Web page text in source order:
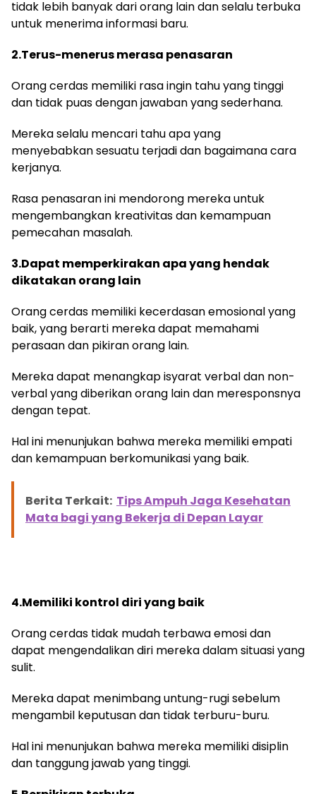
tidak lebih banyak dari orang lain dan selalu terbuka
untuk menerima informasi baru.
2.Terus-menerus merasa penasaran
Orang cerdas memiliki rasa ingin tahu yang tinggi
dan tidak puas dengan jawaban yang sederhana.
Mereka selalu mencari tahu apa yang
menyebabkan sesuatu terjadi dan bagaimana cara
kerjanya.
Rasa penasaran ini mendorong mereka untuk
mengembangkan kreativitas dan kemampuan
pemecahan masalah.
3.Dapat memperkirakan apa yang hendak
dikatakan orang lain
Orang cerdas memiliki kecerdasan emosional yang
baik, yang berarti mereka dapat memahami
perasaan dan pikiran orang lain.
Mereka dapat menangkap isyarat verbal dan non-
verbal yang diberikan orang lain dan meresponsnya
dengan tepat.
Hal ini menunjukan bahwa mereka memiliki empati
dan kemampuan berkomunikasi yang baik.
Berita Terkait: Tips Ampuh Jaga Kesehatan
Mata bagi yang Bekerja di Depan Layar
4.Memiliki kontrol diri yang baik
Orang cerdas tidak mudah terbawa emosi dan
dapat mengendalikan diri mereka dalam situasi yang
sulit.
Mereka dapat menimbang untung-rugi sebelum
mengambil keputusan dan tidak terburu-buru.
Hal ini menunjukan bahwa mereka memiliki disiplin
dan tanggung jawab yang tinggi.